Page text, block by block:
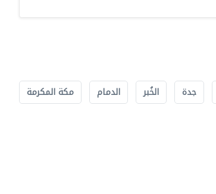
جدة الخُبر الدمام مكة المكرمة